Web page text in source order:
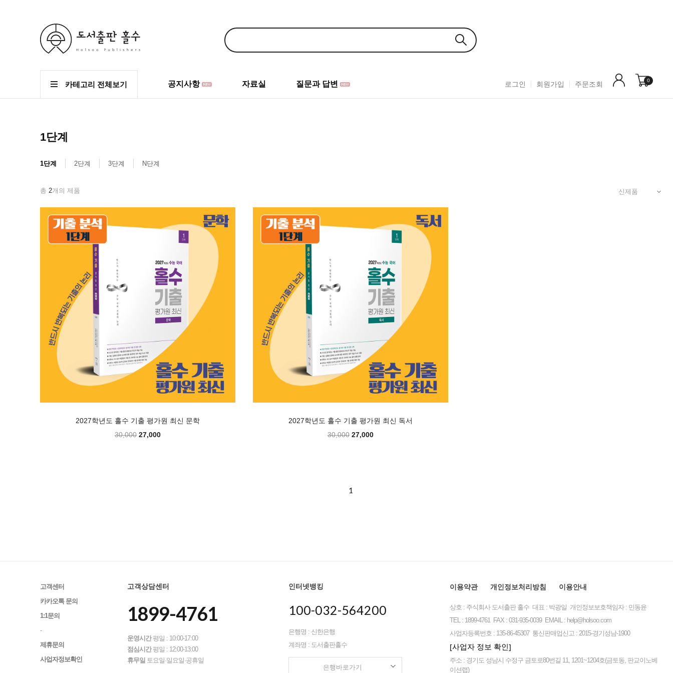
카테고리 전체보기 공지사항 자료실 질문과 답변 로그인 회원가입 주문조회 0
1단계
1단계 2단계 3단계 N단계
총 2개의 제품
2027학년도 홀수 기출 평가원 최신 문학
30,000 27,000
2027학년도 홀수 기출 평가원 최신 독서
30,000 27,000
1
고객센터
카카오톡 문의
1:1문의
-
제휴문의
사업자정보확인
고객상담센터
1899-4761
운영시간평일 : 10:00-17:00
점심시간평일 : 12:00-13:00
휴무일 토요일·일요일·공휴일
인터넷뱅킹
100-032-564200
은행명 : 신한은행
계좌명 : 도서출판홀수
은행바로가기
이용약관 개인정보처리방침 이용안내
상호 : 주식회사 도서출판 홀수 대표 : 박광일 개인정보보호책임자 : 민동윤
TEL : 1899-4761 FAX : 031-935-0039 EMAIL : help@holsoo.com
사업자등록번호 : 135-86-45307 통신판매업신고 : 2015-경기성남-1900
[사업자 정보 확인]
주소 : 경기도 성남시 수정구 금토로80번길 11, 1201~1204호(금토동, 판교이노베
이션랩)